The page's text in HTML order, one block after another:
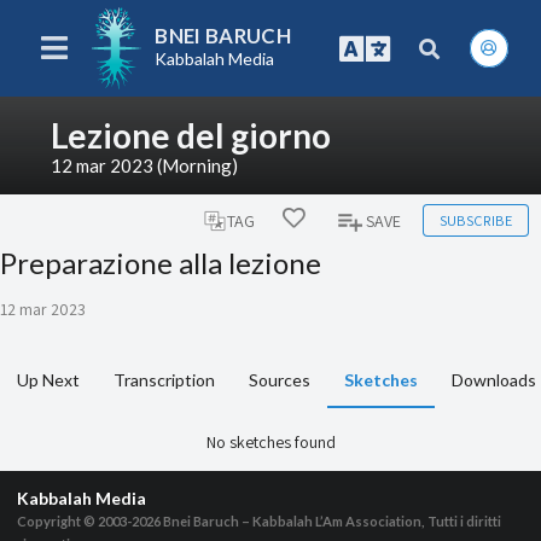
BNEI BARUCH
Kabbalah Media
Lezione del giorno
12 mar 2023 (Morning)
TAG SAVE SUBSCRIBE
Preparazione alla lezione
12 mar 2023
Up Next Transcription Sources Sketches Downloads
No sketches found
Kabbalah Media
Copyright © 2003-2026Bnei Baruch – Kabbalah L’Am Association, Tutti i diritti